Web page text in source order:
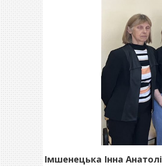
Імшенецька Інна